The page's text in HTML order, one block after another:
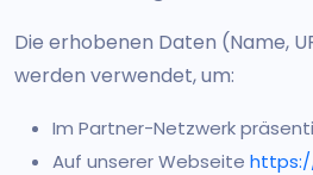
Die erhobenen Daten (Name,
werden verwendet, um:
Im Partner-Netzwerk
Auf unserer Webseite